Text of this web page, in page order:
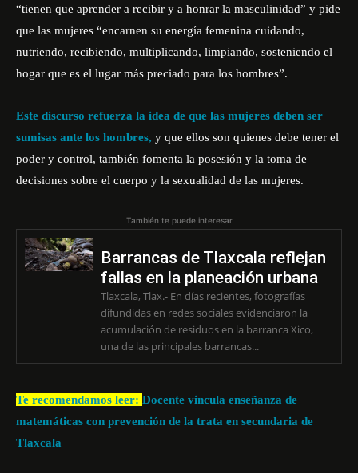
“tienen que aprender a recibir y a honrar la masculinidad” y pide
que las mujeres “encarnen su energía femenina cuidando,
nutriendo, recibiendo, multiplicando, limpiando, sosteniendo el
hogar que es el lugar más preciado para los hombres”.
Este discurso refuerza la idea de que las mujeres deben ser
sumisas ante los hombres, y que ellos son quienes debe tener el
poder y control, también fomenta la posesión y la toma de
decisiones sobre el cuerpo y la sexualidad de las mujeres.
También te puede interesar
Barrancas de Tlaxcala reflejan
fallas en la planeación urbana
Tlaxcala, Tlax.- En días recientes, fotografías
difundidas en redes sociales evidenciaron la
acumulación de residuos en la barranca Xico,
una de las principales barrancas...
Te recomendamos leer: Docente vincula enseñanza de
matemáticas con prevención de la trata en secundaria de
Tlaxcala